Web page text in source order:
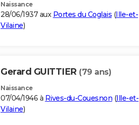
Naissance
28/06/1937 aux Portes du Coglais (Ille-et-
Vilaine)
Gerard GUITTIER (79 ans)
Naissance
07/04/1946 à Rives-du-Couesnon (Ille-et-
Vilaine)